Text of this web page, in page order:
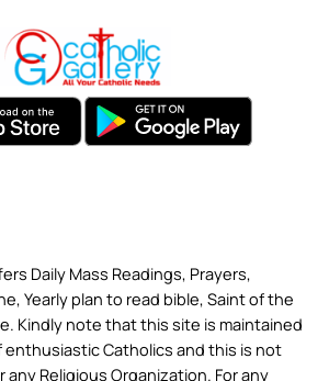
Daily Mass Readings, Prayers,
Yearly plan to read bible, Saint of the
Kindly note that this site is maintained
enthusiastic Catholics and this is not
any Religious Organization. For any